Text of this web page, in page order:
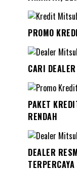
PROMO
CARI
PAKET
RENDAH
DEALER
TERPERCAYA